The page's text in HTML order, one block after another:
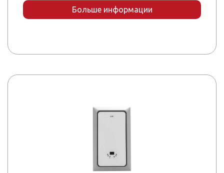
Больше информации